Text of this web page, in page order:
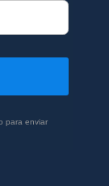
para enviar